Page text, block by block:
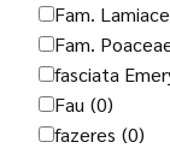
Fam.
Fam.
fasciata
Fau (0)
fazeres (0)